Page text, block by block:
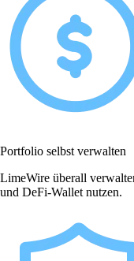
Portfolio selbst verwalten
LimeWire überall
und DeFi-Wallet nutzen.